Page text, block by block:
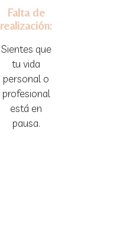
Falta de
realización:
Sientes que
tu vida
personal o
profesional
está en
pausa.